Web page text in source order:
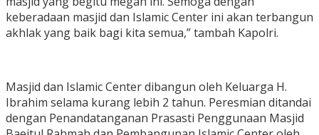
keberadaan masjid dan Islamic Center ini akan terbangun
akhlak yang baik bagi kita semua,” tambah Kapolri.
Masjid dan Islamic Center dibangun oleh Keluarga H.
Ibrahim selama kurang lebih 2 tahun. Peresmian ditandai
dengan Penandatanganan Prasasti Penggunaan Masjid